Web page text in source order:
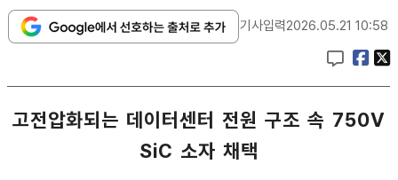
기사입력2026.05.21 10:58
고전압화되는 데이터센터 전원 구조 속 750V
SiC 소자 채택